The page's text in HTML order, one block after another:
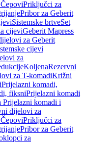
Priključci za
Pribor za Geberit
Sistemske brtveSet
cijeviGeberit Mapress
za Geberit
cijevi
za
KoljenaRezervni
za T-komadiKrižni
Prijelazni komadi,
fiksniPrijelazni komadi
Prijelazni komadi i
dijelovi za
Priključci za
Pribor za Geberit
za